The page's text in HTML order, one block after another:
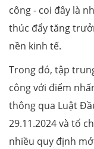
công - coi đây là
thúc đẩy tăng
nền kinh tế.
Trong đó, tập
công với điểm
thông qua Luật
29.11.2024 và tổ
nhiều quy định